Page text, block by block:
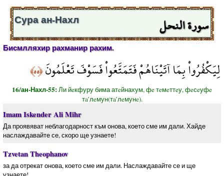
سورة النحل Сура ан-Нахл
Бисмлляхир рахманир рахим.
لِيَكْفُرُواْ بِمَا آتَيْنَاهُمْ فَتَمَتَّعُواْ فَسَوْفَ تَعْلَمُونَ﴿٥٥﴾
16/ан-Нахл-55:Ли йeкфуру бима атeйнахум, фe тeмeттeу, фeсeуфe
тa’лeмун(тa’лeмунe).
Imam Iskender Ali Mihr
Да проявяват неблагодарност към онова, което сме им дали. Хайде
наслаждавайте се, скоро ще узнаете!
Tzvetan Theophanov
за да отрекат онова, което сме им дали. Наслаждавайте се и ще